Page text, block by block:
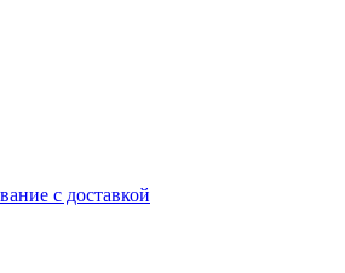
с доставкой